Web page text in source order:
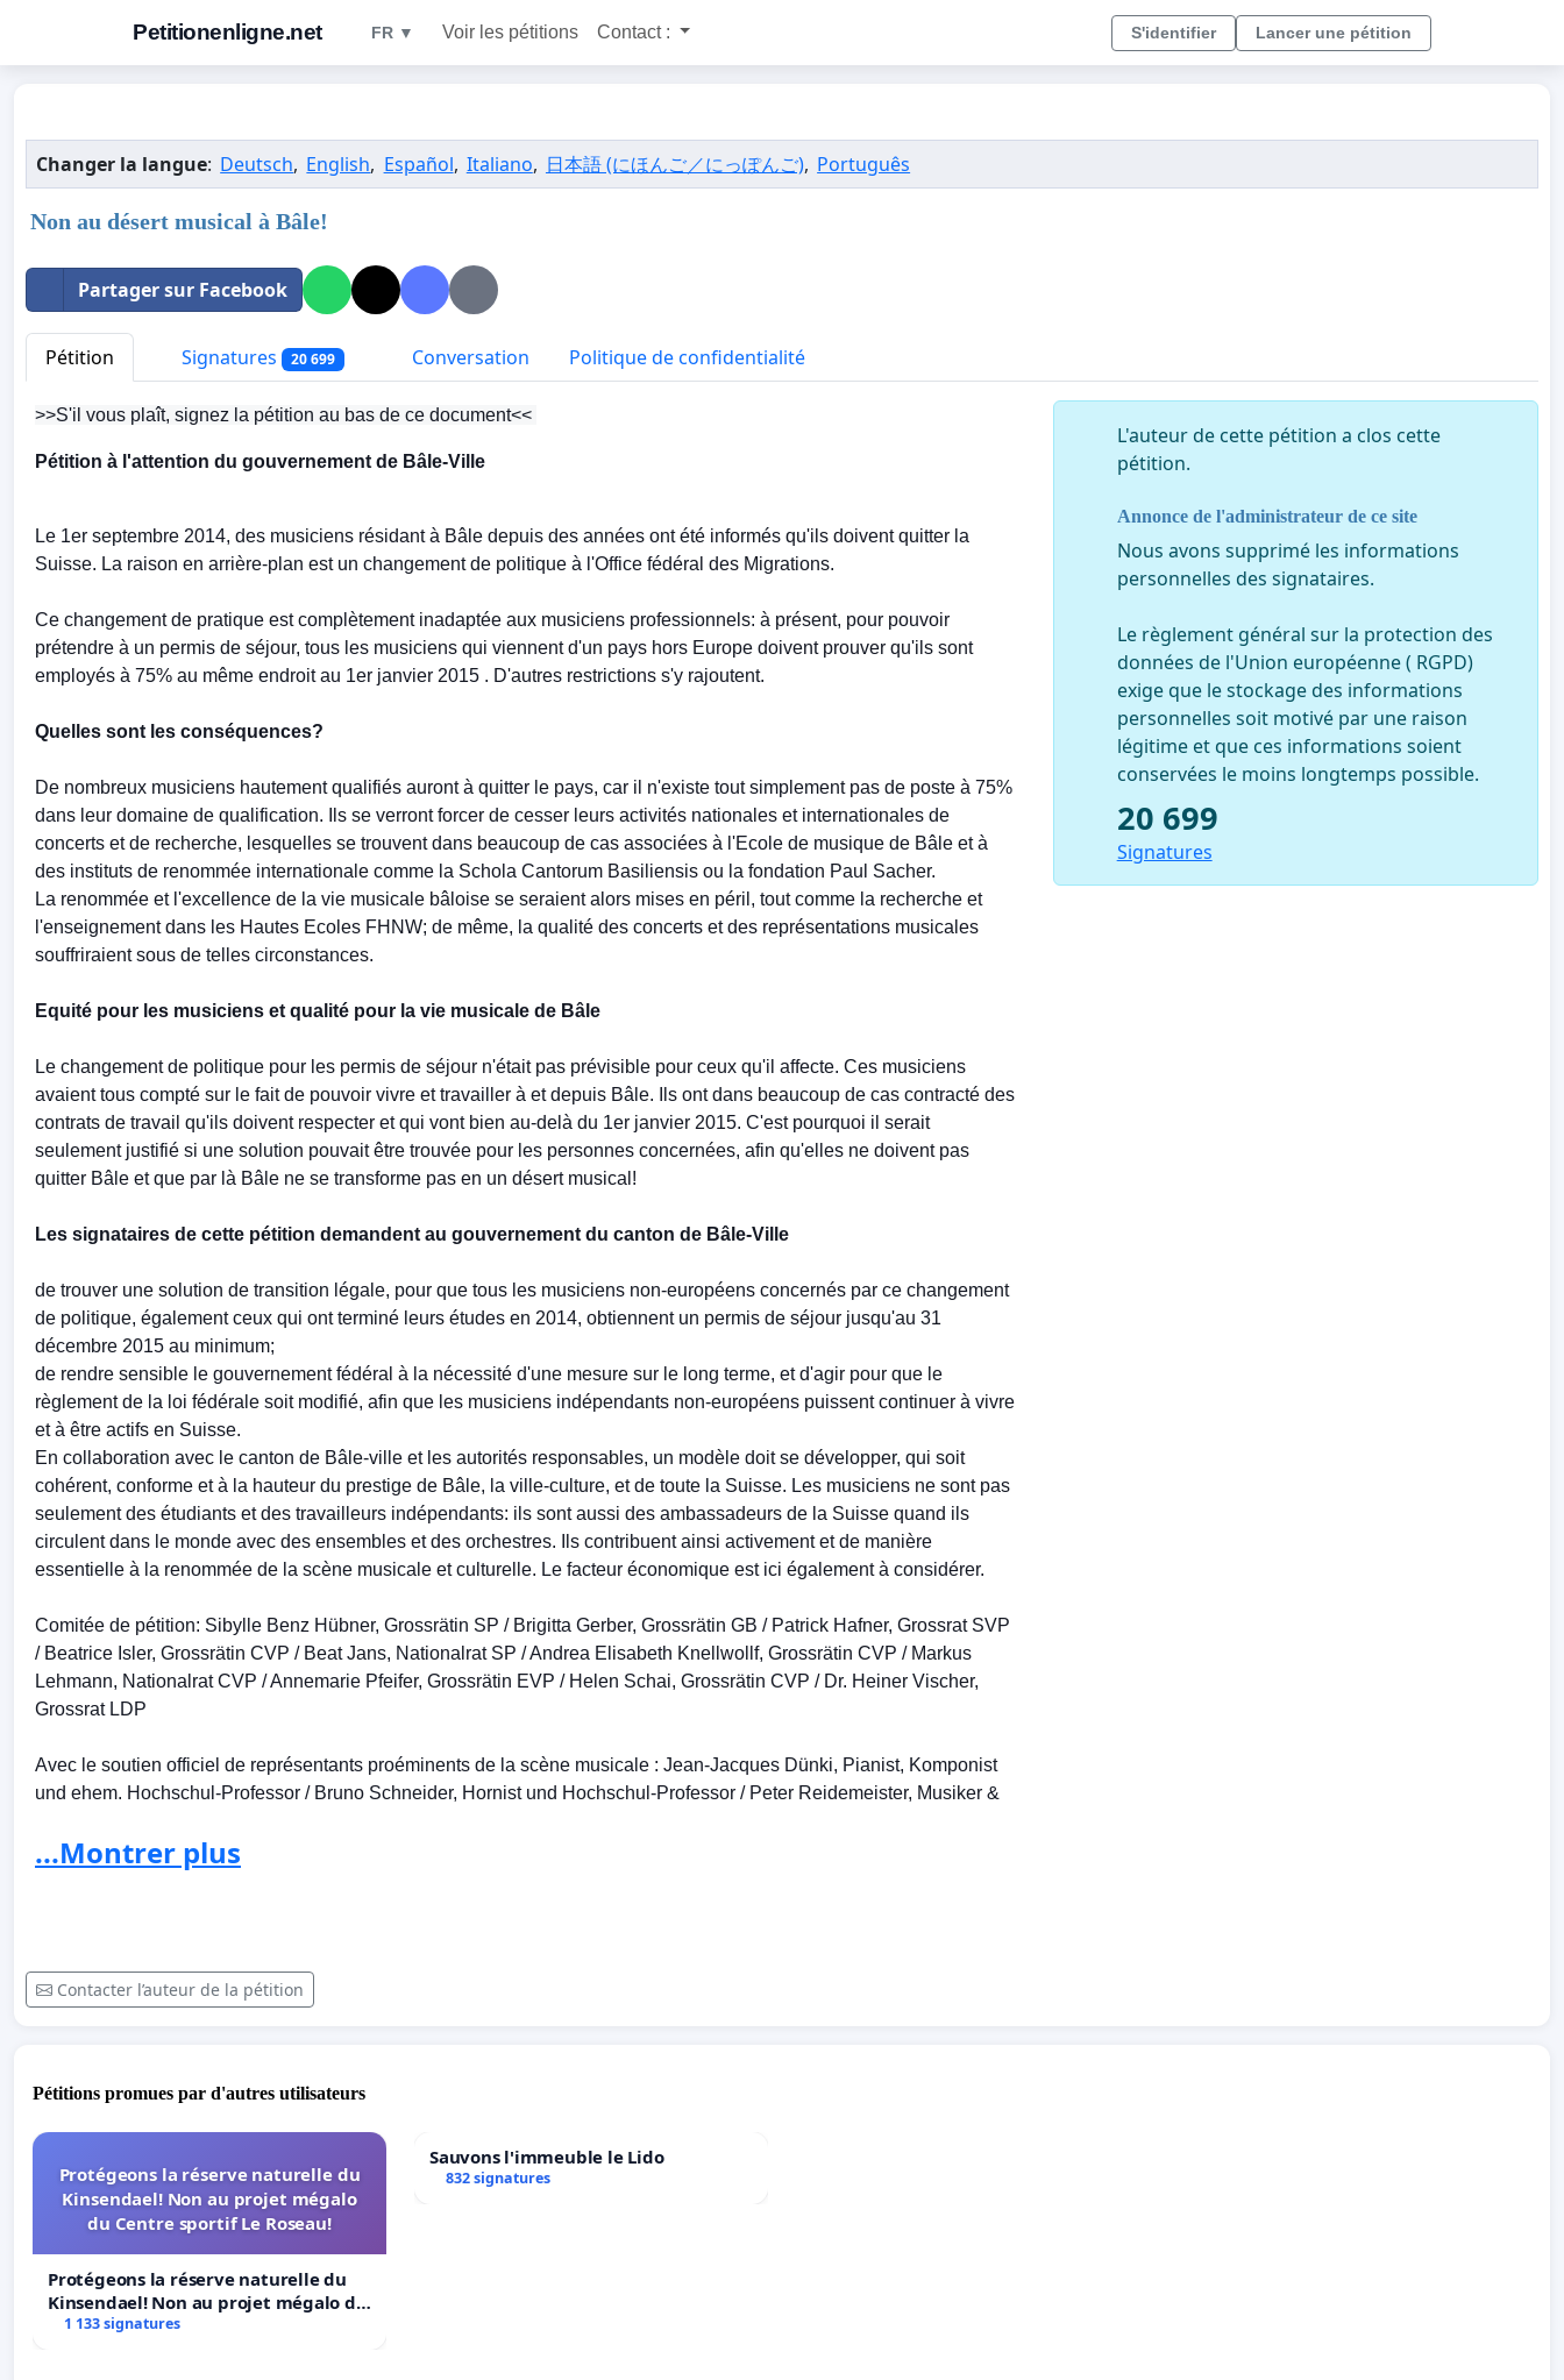
Petitionenligne.net FR ▼ Voir les pétitions Contact : S'identifier Lancer une pétition
Changer la langue: Deutsch, English, Español, Italiano, 日本語 (にほんご／にっぽんご), Português
Non au désert musical à Bâle!
Partager sur Facebook
Pétition Signatures 20 699 Conversation Politique de confidentialité
>>S'il vous plaît, signez la pétition au bas de ce document<<
Pétition à l'attention du gouvernement de Bâle-Ville
Le 1er septembre 2014, des musiciens résidant à Bâle depuis des années ont été informés qu'ils doivent quitter la
Suisse. La raison en arrière-plan est un changement de politique à l'Office fédéral des Migrations.
Ce changement de pratique est complètement inadaptée aux musiciens professionnels: à présent, pour pouvoir
prétendre à un permis de séjour, tous les musiciens qui viennent d'un pays hors Europe doivent prouver qu'ils sont
employés à 75% au même endroit au 1er janvier 2015 . D'autres restrictions s'y rajoutent.
Quelles sont les conséquences?
De nombreux musiciens hautement qualifiés auront à quitter le pays, car il n'existe tout simplement pas de poste à 75%
dans leur domaine de qualification. Ils se verront forcer de cesser leurs activités nationales et internationales de
concerts et de recherche, lesquelles se trouvent dans beaucoup de cas associées à l'Ecole de musique de Bâle et à
des instituts de renommée internationale comme la Schola Cantorum Basiliensis ou la fondation Paul Sacher.
La renommée et l'excellence de la vie musicale bâloise se seraient alors mises en péril, tout comme la recherche et
l'enseignement dans les Hautes Ecoles FHNW; de même, la qualité des concerts et des représentations musicales
souffriraient sous de telles circonstances.
Equité pour les musiciens et qualité pour la vie musicale de Bâle
Le changement de politique pour les permis de séjour n'était pas prévisible pour ceux qu'il affecte. Ces musiciens
avaient tous compté sur le fait de pouvoir vivre et travailler à et depuis Bâle. Ils ont dans beaucoup de cas contracté des
contrats de travail qu'ils doivent respecter et qui vont bien au-delà du 1er janvier 2015. C'est pourquoi il serait
seulement justifié si une solution pouvait être trouvée pour les personnes concernées, afin qu'elles ne doivent pas
quitter Bâle et que par là Bâle ne se transforme pas en un désert musical!
Les signataires de cette pétition demandent au gouvernement du canton de Bâle-Ville
de trouver une solution de transition légale, pour que tous les musiciens non-européens concernés par ce changement
de politique, également ceux qui ont terminé leurs études en 2014, obtiennent un permis de séjour jusqu'au 31
décembre 2015 au minimum;
de rendre sensible le gouvernement fédéral à la nécessité d'une mesure sur le long terme, et d'agir pour que le
règlement de la loi fédérale soit modifié, afin que les musiciens indépendants non-européens puissent continuer à vivre
et à être actifs en Suisse.
En collaboration avec le canton de Bâle-ville et les autorités responsables, un modèle doit se développer, qui soit
cohérent, conforme et à la hauteur du prestige de Bâle, la ville-culture, et de toute la Suisse. Les musiciens ne sont pas
seulement des étudiants et des travailleurs indépendants: ils sont aussi des ambassadeurs de la Suisse quand ils
circulent dans le monde avec des ensembles et des orchestres. Ils contribuent ainsi activement et de manière
essentielle à la renommée de la scène musicale et culturelle. Le facteur économique est ici également à considérer.
Comitée de pétition: Sibylle Benz Hübner, Grossrätin SP / Brigitta Gerber, Grossrätin GB / Patrick Hafner, Grossrat SVP
/ Beatrice Isler, Grossrätin CVP / Beat Jans, Nationalrat SP / Andrea Elisabeth Knellwollf, Grossrätin CVP / Markus
Lehmann, Nationalrat CVP / Annemarie Pfeifer, Grossrätin EVP / Helen Schai, Grossrätin CVP / Dr. Heiner Vischer,
Grossrat LDP
Avec le soutien officiel de représentants proéminents de la scène musicale : Jean-­Jacques Dünki, Pianist, Komponist
und ehem. Hochschul-­Professor / Bruno Schneider, Hornist und Hochschul-­Professor / Peter Reidemeister, Musiker &
Kirkby, Sopranistin / Evelyn Tubb, Sopranistin und Hochschul-­Professorin / Anthony Rooley, Leiter des Consort of
...Montrer plus
Contacter l’auteur de la pétition
L'auteur de cette pétition a clos cette
pétition.
Annonce de l'administrateur de ce site
Nous avons supprimé les informations
personnelles des signataires.
Le règlement général sur la protection des
données de l'Union européenne ( RGPD)
exige que le stockage des informations
personnelles soit motivé par une raison
légitime et que ces informations soient
conservées le moins longtemps possible.
20 699
Signatures
Pétitions promues par d'autres utilisateurs
Protégeons la réserve naturelle du
Kinsendael! Non au projet mégalo
du Centre sportif Le Roseau!
Protégeons la réserve naturelle du
Kinsendael! Non au projet mégalo du
Centre sportif Le Roseau!
1 133 signatures
Sauvons l'immeuble le Lido
832 signatures